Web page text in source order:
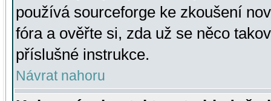
používá sourceforge ke zkoušení
fóra a ověřte si, zda už se něco
příslušné instrukce.
Návrat nahoru